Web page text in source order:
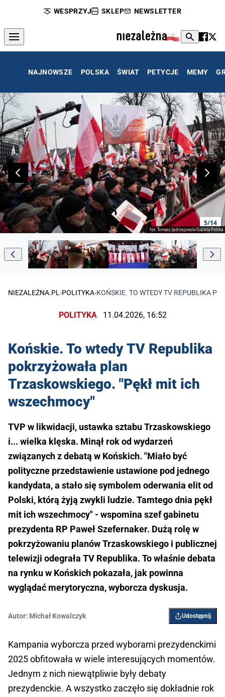
WESPRZYJ SKLEP NEWSLETTER
NAJNOWSZE POLSKA ŚWIAT PETYCJE MEMY
5/14
fot. Tomasz Jędrzejowski/Gazeta Polska
NIEZALEŻNA.PL›POLITYKA›KOŃSKIE. TO WTEDY TV REPUBLIKA
POLITYKA 11.04.2026, 16:52
Końskie. To wtedy TV Republika
pokrzyżowała plan
Trzaskowskiego. "Pękł mit ich
wszechmocy"
TVP w likwidacji, ustawka sztabu Trzaskowskiego
i... wielka klęska. Minął rok od wydarzeń
związanych z debatą w Końskich. "Miało być
polityczne przedstawienie ustawione pod jednego
kandydata, a stało się symbolem oderwania elit od
Polski, którą żyją zwykli ludzie. Tamtego dnia pękł
mit ich wszechmocy" - wspomina szef gabinetu
prezydenta RP Paweł Szefernaker. Dużą rolę w
pokrzyżowaniu planów Trzaskowskiego i publicznej
telewizji odegrała TV Republika. To właśnie debata
na rynku w Końskich pokazała, jak powinna
wyglądać merytoryczna, wyborcza dyskusja.
Autor: Michał Kowalczyk Udostępnij
Kampania wyborcza przed wyborami prezydenckimi
2025 obfitowała w wiele interesujących momentów.
Jednym z nich niewątpliwie były debaty
prezydenckie. A wszystko zaczęło się dokładnie rok